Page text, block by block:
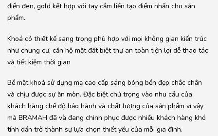
điển đen, gold kết hợp với tay cầm liền tạo điểm nhấn cho sản
phẩm.
Khoá có thiết kế sang trọng phù hợp với mọi không gian kiến trúc
như chung cư, căn hộ mặt đất biệt thự an toàn tiện lợi dễ thao tác
và tiết kiệm thời gian
Bề mặt khoá sử dụng mạ cao cấp sáng bóng bền đẹp chắc chắn
và chịu được sự ăn mòn. Đặc biệt chú trọng vào nhu cầu của
khách hàng chế độ bảo hành và chất lượng của sản phẩm vì vậy
mà BRAMAH đã và đang chinh phục được nhiều khách hàng khó
tính dần trở thành sự lựa chọn thiết yếu của mỗi gia đình.